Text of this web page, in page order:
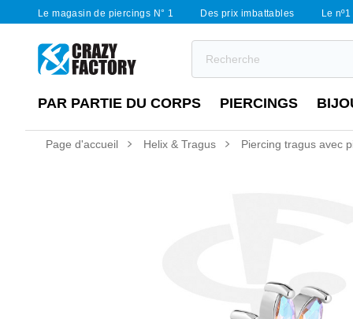
Le magasin de piercings N° 1 Des prix imbattables Le
PAR PARTIE DU CORPS PIERCINGS
Page d'accueil Helix & Tragus Piercing tragus avec